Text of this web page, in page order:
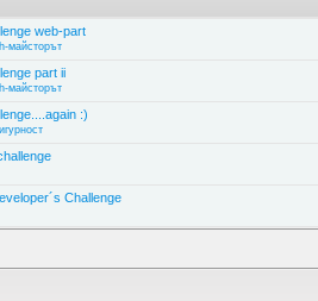
web-part
майсторът
part ii
майсторът
:)
Challenge